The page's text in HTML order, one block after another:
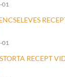
01
01
RECEPT